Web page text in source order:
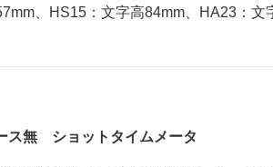
、HS15：文字高84mm、HA23：文
ス無 ショットタイムメータ